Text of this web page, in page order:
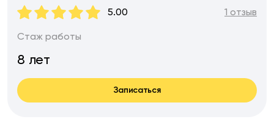
5.00 1 отзыв
Стаж работы
8 лет
Записаться